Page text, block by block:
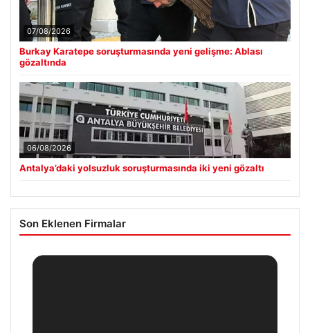
07/08/2026
Burkay Karatepe soruşturmasında yeni gelişme: Ablası
gözaltında
06/08/2026
Antalya’daki yolsuzluk soruşturmasında iki yeni gözaltı
Son Eklenen Firmalar